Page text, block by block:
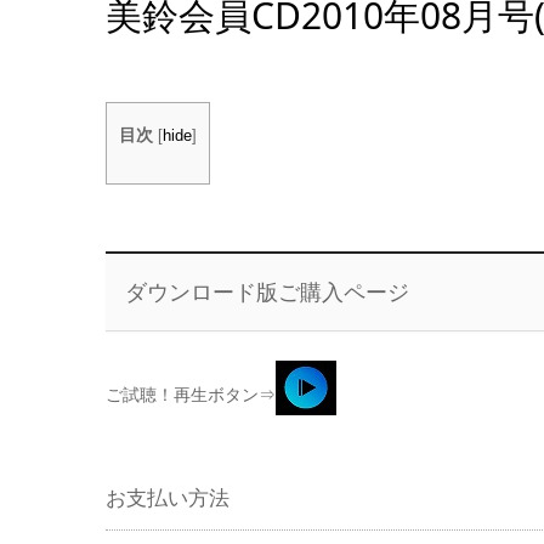
美鈴会員CD2010年08月
目次 hide
ダウンロード版ご購入ページ
ご試聴！再生ボタン⇒
お支払い方法